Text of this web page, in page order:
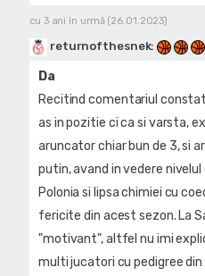
cu 3 ani în urmă (26.01.2023)
returnofthesnek:
Da
Recitind comentariul
as in pozitie ci ca si varsta,
aruncator chiar bun de 3, si
putin, avand in vedere
Polonia si lipsa chimiei cu
fericite din acest sezon. La
"motivant", altfel nu imi
multi jucatori cu pedigree